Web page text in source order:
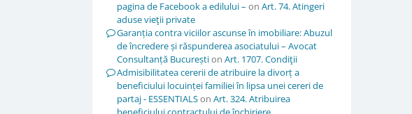
pagina de Facebook a edilului – on Art. 74. Atingeri
aduse vieţii private
Garanția contra viciilor ascunse în imobiliare: Abuzul
de încredere și răspunderea asociatului – Avocat
Consultanță Bucureștion Art. 1707. Condiţii
Admisibilitatea cererii de atribuire la divorț a
beneficiului locuinței familiei în lipsa unei cereri de
partaj - ESSENTIALSon Art. 324. Atribuirea